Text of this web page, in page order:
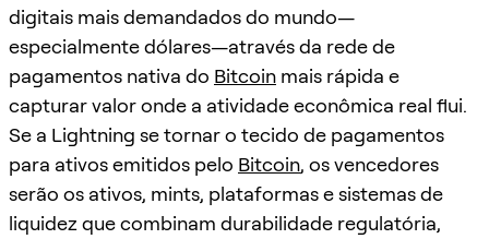
digitais mais demandados do mundo—
especialmente dólares—através da rede de
pagamentos nativa do Bitcoin mais rápida e
capturar valor onde a atividade econômica real flui.
Se a Lightning se tornar o tecido de pagamentos
para ativos emitidos pelo Bitcoin, os vencedores
serão os ativos, mints, plataformas e sistemas de
liquidez que combinam durabilidade regulatória,